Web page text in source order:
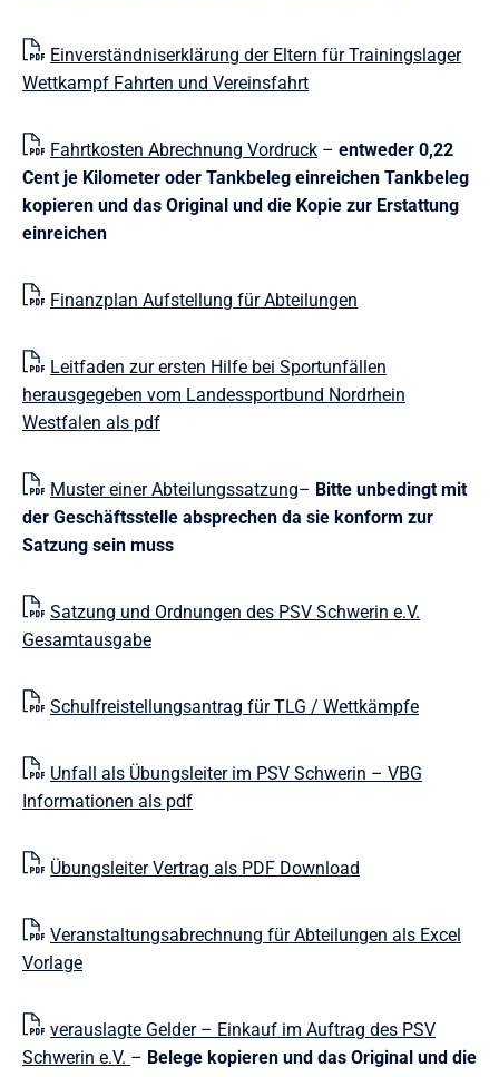
Einverständniserklärung der Eltern für Trainingslager
Wettkampf Fahrten und Vereinsfahrt
Fahrtkosten Abrechnung Vordruck – entweder 0,22
Cent je Kilometer oder Tankbeleg einreichen Tankbeleg
kopieren und das Original und die Kopie zur Erstattung
einreichen
Finanzplan Aufstellung für Abteilungen
Leitfaden zur ersten Hilfe bei Sportunfällen
herausgegeben vom Landessportbund Nordrhein
Westfalen als pdf
Muster einer Abteilungssatzung– Bitte unbedingt mit
der Geschäftsstelle absprechen da sie konform zur
Satzung sein muss
Satzung und Ordnungen des PSV Schwerin e.V.
Gesamtausgabe
Schulfreistellungsantrag für TLG / Wettkämpfe
Unfall als Übungsleiter im PSV Schwerin – VBG
Informationen als pdf
Übungsleiter Vertrag als PDF Download
Veranstaltungsabrechnung für Abteilungen als Excel
Vorlage
verauslagte Gelder – Einkauf im Auftrag des PSV
Schwerin e.V. – Belege kopieren und das Original und die